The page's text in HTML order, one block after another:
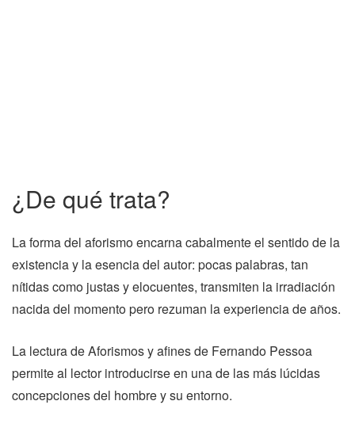
¿De qué trata?
La forma del aforismo encarna cabalmente el sentido de la
existencia y la esencia del autor: pocas palabras, tan
nítidas como justas y elocuentes, transmiten la irradiación
nacida del momento pero rezuman la experiencia de años.
La lectura de Aforismos y afines de Fernando Pessoa
permite al lector introducirse en una de las más lúcidas
concepciones del hombre y su entorno.